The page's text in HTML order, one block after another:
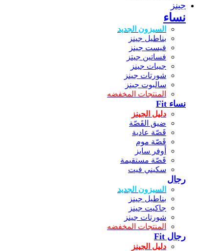
جينز
نساء
السيزون الجديد
بناطيل جينز
فيست جينز
فساتين جيتز
جيبات جينز
شورتات جينز
سالبوت جينز
المنتجات المخفضه
نساء Fit
دليل الجينز
ضيق القَصّة
قَصّة عادية
قَصّة موم
أوفر سايز
قَصّة مستقيمة
سكيني فيت
رجال
السيزون الجديد
بناطيل جينز
جاكيت جينز
شورتات جينز
المنتجات المخفضه
رجال Fit
دليل الجينز